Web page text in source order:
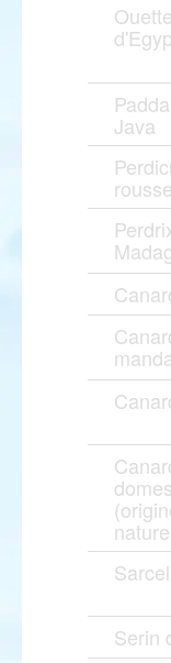
Ouette
Java
Serin